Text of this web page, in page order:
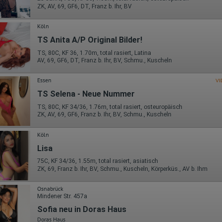
oder hat er sie komplett verlassen?
Wie lange blieb der Besucher?
der Verarbeitung:
Union & USA
Wir nutzen Hotjar als Webanalysedient. Es wird verwendet, um Daten
das Benutzerverhalten zu sammeln. Hotjar kann auch im Rahmen
Umfragen und Feedbackfunktionen, die auf unserer Website
eingebunden sind, von Ihnen bereitgestellte Informationen verarbeiten.
Hotjar Limited, Malta
Daten:
Datum und Uhrzeit des Besuchs
Gerätetyp
Geografischer Standort
IP-Adresse
Mausbewegungen
Besuchte Seiten
Referrer URL
Bildschirmauflösung
Eindeutige Gerätekennung
Sprachinformationen
ZK, AV, 69, GF6, DT, Franz b. Ihr, BV
Köln
TS Anita A/P Original Bilder!
TS, 80C, KF 36, 1.70m, total rasiert, Latina
AV, 69, GF6, DT, Franz b. Ihr, BV, Schmu., Kuscheln
Essen
TS Selena - Neue Nummer
TS, 80C, KF 34/36, 1.76m, total rasiert, osteuropäisch
ZK, AV, 69, GF6, Franz b. Ihr, BV, Schmu., Kuscheln
Köln
Lisa
75C, KF 34/36, 1.55m, total rasiert, asiatisch
ZK, 69, Franz b. Ihr, BV, Schmu., Kuscheln, Körperküs., AV b. Ihm
Osnabrück
Mindener Str. 457a
Sofia neu in Doras Haus
Doras Haus